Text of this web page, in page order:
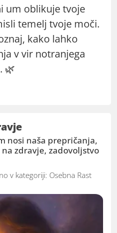
um oblikuje tvoje
temelj tvoje moči.
kako lahko
v vir notranjega
🌿
nosi naša prepričanja,
zdravje, zadovoljstvo
v kategoriji: Osebna Rast